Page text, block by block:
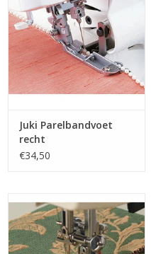
Juki Parelbandvoet
recht
€34,50